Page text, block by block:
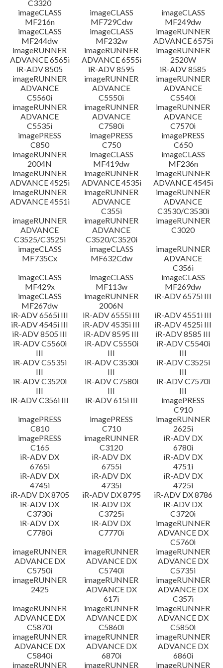
C3320
imageCLASS
MF216n
imageCLASS
MF729Cdw
imageCLASS
MF249dw
imageCLASS
MF244dw
imageCLASS
MF232w
imageRUNNER
ADVANCE 6575i
imageRUNNER
ADVANCE 6565i
imageRUNNER
ADVANCE 6555i
imageRUNNER
2520W
iR-ADV 8505
iR-ADV 8595
iR-ADV 8585
imageRUNNER
ADVANCE
C5560i
imageRUNNER
ADVANCE
C5550i
imageRUNNER
ADVANCE
C5540i
imageRUNNER
ADVANCE
C5535i
imageRUNNER
ADVANCE
C7580i
imageRUNNER
ADVANCE
C7570i
imagePRESS
C850
imagePRESS
C750
imagePRESS
C650
imageRUNNER
2004N
imageCLASS
MF419dw
imageCLASS
MF236n
imageRUNNER
ADVANCE 4525i
imageRUNNER
ADVANCE 4535i
imageRUNNER
ADVANCE 4545i
imageRUNNER
ADVANCE 4551i
imageRUNNER
ADVANCE
C355i
imageRUNNER
ADVANCE
C3530/C3530i
imageRUNNER
ADVANCE
C3525/C3525i
imageRUNNER
ADVANCE
C3520/C3520i
imageRUNNER
C3020
imageCLASS
MF735Cx
imageCLASS
MF632Cdw
imageRUNNER
ADVANCE
C356i
imageCLASS
MF429x
imageCLASS
MF113w
imageCLASS
MF269dw
imageCLASS
MF267dw
imageRUNNER
2006N
iR-ADV 6575i III
iR-ADV 6565i III
iR-ADV 6555i III
iR-ADV 4551i III
iR-ADV 4545i III
iR-ADV 4535i III
iR-ADV 4525i III
iR-ADV 8505 III
iR-ADV 8595 III
iR-ADV 8585 III
iR-ADV C5560i
III
iR-ADV C5550i
III
iR-ADV C5540i
III
iR-ADV C5535i
III
iR-ADV C3530i
III
iR-ADV C3525i
III
iR-ADV C3520i
III
iR-ADV C7580i
III
iR-ADV C7570i
III
iR-ADV C356i III
iR-ADV 615i III
imagePRESS
C910
imagePRESS
C810
imagePRESS
C710
imageRUNNER
2625i
imagePRESS
C165
imageRUNNER
C3120
iR-ADV DX
6780i
iR-ADV DX
6765i
iR-ADV DX
6755i
iR-ADV DX
4751i
iR-ADV DX
4745i
iR-ADV DX
4735i
iR-ADV DX
4725i
iR-ADV DX 8705
iR-ADV DX 8795
iR-ADV DX 8786
iR-ADV DX
C3730i
iR-ADV DX
C3725i
iR-ADV DX
C3720i
iR-ADV DX
C7780i
iR-ADV DX
C7770i
imageRUNNER
ADVANCE DX
C5760i
imageRUNNER
ADVANCE DX
C5750i
imageRUNNER
ADVANCE DX
C5740i
imageRUNNER
ADVANCE DX
C5735i
imageRUNNER
2425
imageRUNNER
ADVANCE DX
617i
imageRUNNER
ADVANCE DX
C357i
imageRUNNER
ADVANCE DX
C5870i
imageRUNNER
ADVANCE DX
C5860i
imageRUNNER
ADVANCE DX
C5850i
imageRUNNER
ADVANCE DX
C5840i
imageRUNNER
ADVANCE DX
6870i
imageRUNNER
ADVANCE DX
6860i
imageRUNNER
imageRUNNER
imageRUNNER